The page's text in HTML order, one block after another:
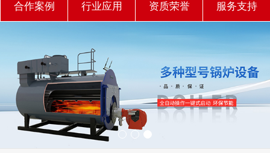
合作案例 行业应用 资质荣誉 服务支持